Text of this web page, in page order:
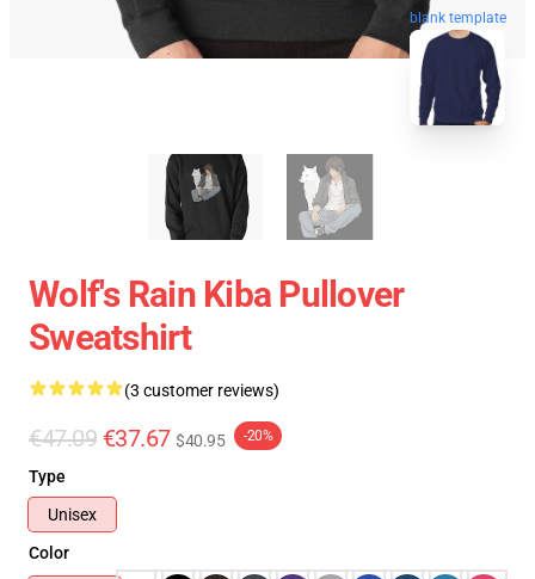
blank template
Wolf's Rain Kiba Pullover
Sweatshirt
(3 customer reviews)
€47.09 €37.67 $40.95 -20%
Type
Unisex
Color